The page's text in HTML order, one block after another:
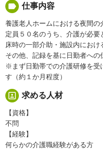
label 仕事内容
養護老人ホームにおける夜間の
定員５０名のうち、介護が必
床時の一部介助・施設内にお
その他、記録を基に日勤者への
※まず日勤帯での介護研修を受
す（約１か月程度）
portrait 求める人材
【資格】
不問
【経験】
何らかの介護職経験がある方